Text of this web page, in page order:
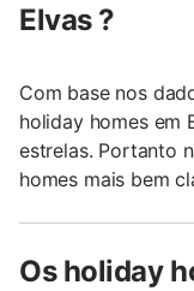
Elvas ?
Com base nos
holiday homes em
estrelas. Portanto
homes mais bem
Os holiday